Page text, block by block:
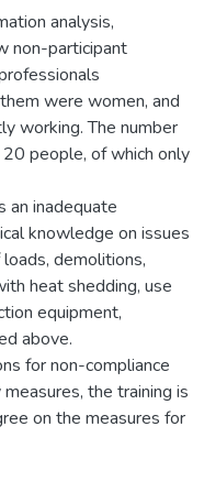
analysis,
non-participant
were women, and
working. The number
people, of which only
an inadequate
knowledge on issues
demolitions,
heat shedding, use
equipment,
above.
for non-compliance
the training is
on the measures for